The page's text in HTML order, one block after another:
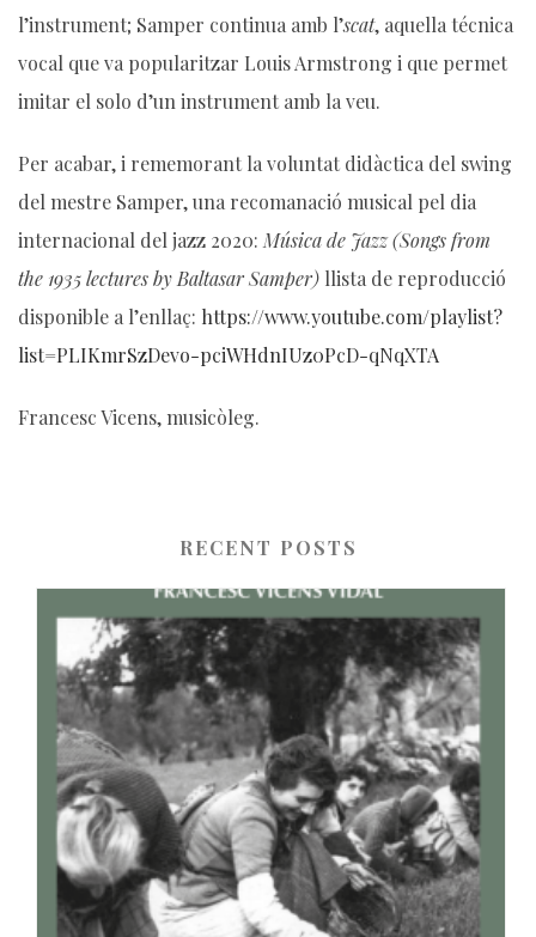
l’instrument; Samper continua amb l’scat, aquella técnica
vocal que va popularitzar Louis Armstrong i que permet
imitar el solo d’un instrument amb la veu.
Per acabar, i rememorant la voluntat didàctica del swing
del mestre Samper, una recomanació musical pel dia
internacional del jazz 2020: Música de Jazz (Songs from
the 1935 lectures by Baltasar Samper) llista de reproducció
disponible a l’enllaç: https://www.youtube.com/playlist?
list=PLIKmrSzDevo-pciWHdnIUz0PcD-qNqXTA
Francesc Vicens, musicòleg.
RECENT POSTS